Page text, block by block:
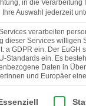
in die
Ihre Auswahl jederzeit
verarbeiten
dieser Services willigen
a GDPR ein. Der EuGH
Standards ein. Es
Daten in
und Europäer
eine Liste der